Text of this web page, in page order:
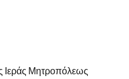
Ιεράς Μητροπόλεως